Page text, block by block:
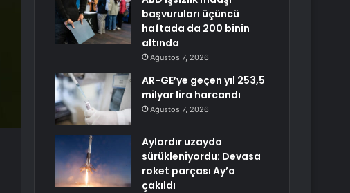
başvuruları üçüncü
haftada da 200 binin
altında
Ağustos 7, 2026
AR-GE’ye geçen yıl 253,5
milyar lira harcandı
Ağustos 7, 2026
Aylardır uzayda
sürükleniyordu: Devasa
roket parçası Ay’a
çakıldı